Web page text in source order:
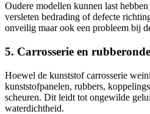
Oudere modellen kunnen last
versleten bedrading of defecte
onveilig maar ook een probleem bij
5. Carrosserie en
Hoewel de kunststof carrosserie
kunststofpanelen, rubbers,
scheuren. Dit leidt tot ongewilde
waterdichtheid.